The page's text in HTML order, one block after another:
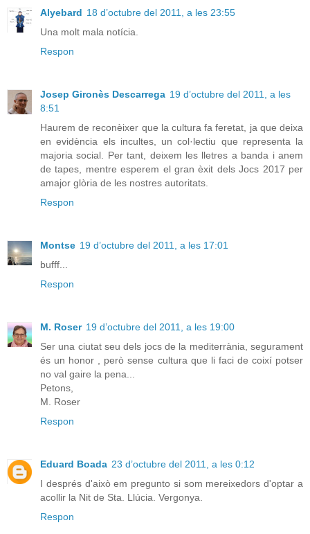
Alyebard 18 d’octubre del 2011, a les 23:55
Una molt mala notícia.
Respon
Josep Gironès Descarrega 19 d’octubre del 2011, a les
8:51
Haurem de reconèixer que la cultura fa feretat, ja que deixa
en evidència els incultes, un col·lectiu que representa la
majoria social. Per tant, deixem les lletres a banda i anem
de tapes, mentre esperem el gran èxit dels Jocs 2017 per
amajor glòria de les nostres autoritats.
Respon
Montse 19 d’octubre del 2011, a les 17:01
bufff...
Respon
M. Roser 19 d’octubre del 2011, a les 19:00
Ser una ciutat seu dels jocs de la mediterrània, segurament
és un honor , però sense cultura que li faci de coixí potser
no val gaire la pena...
Petons,
M. Roser
Respon
Eduard Boada 23 d’octubre del 2011, a les 0:12
I després d'això em pregunto si som mereixedors d'optar a
acollir la Nit de Sta. Llúcia. Vergonya.
Respon